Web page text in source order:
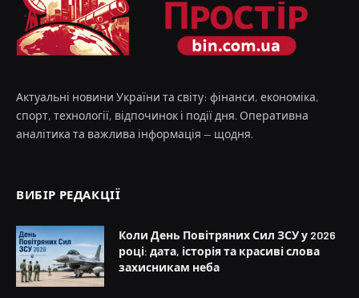
Актуальні новини України та світу: фінанси, економіка,
спорт, технології, відпочинок і події дня. Оперативна
аналітика та важлива інформація — щодня.
ВИБІР РЕДАКЦІЇ
Коли День Повітряних Сил ЗСУ у 2026
році: дата, історія та красиві слова
захисникам неба